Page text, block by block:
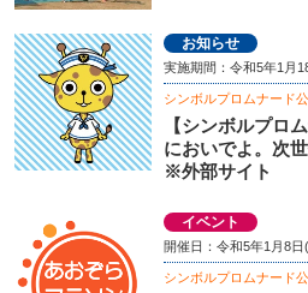
お知らせ
実施期間：令和5年1月
シンボルプロムナード
【シンボルプロ
においでよ。次
※外部サイト
イベント
開催日：令和5年1月8日
シンボルプロムナード